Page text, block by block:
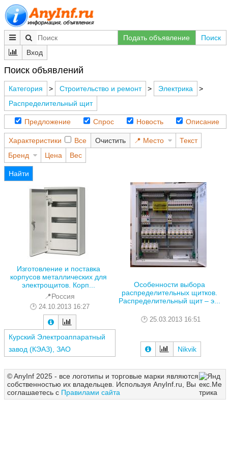
Подать объявление
Поиск
Вход
Поиск объявлений
Категория > Строительство и ремонт > Электрика
>
Распределительный щит
Предложение Спрос Новость Описание
Характеристики Все Очистить Место
Текст
Бренд
Цена Вес
Найти
Изготовление и поставка
корпусов металлических для
электрощитов. Корп...
📍Россия
24.10.2013 16:27
Курский Электроаппаратный
завод (КЭАЗ), ЗАО
Особенности выбора
распределительных щитков.
Распределительный щит – э...
25.03.2013 16:51
Nikvik
© AnyInf 2025 - все логотипы и торговые марки являются
собственностью их владельцев. Используя AnyInf.ru, Вы
соглашаетесь с Правилами сайта